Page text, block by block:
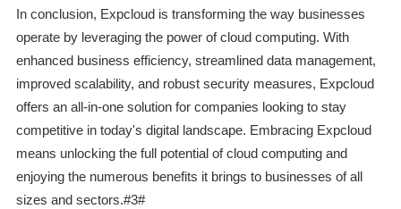
In conclusion, Expcloud is transforming the way businesses
operate by leveraging the power of cloud computing. With
enhanced business efficiency, streamlined data management,
improved scalability, and robust security measures, Expcloud
offers an all-in-one solution for companies looking to stay
competitive in today's digital landscape. Embracing Expcloud
means unlocking the full potential of cloud computing and
enjoying the numerous benefits it brings to businesses of all
sizes and sectors.#3#